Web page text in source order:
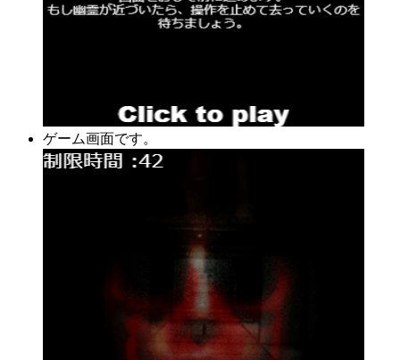
ゲーム画面です。